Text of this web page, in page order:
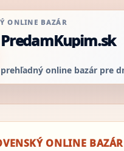
ONLINE BAZÁR
PredamKupim.sk
ONLINE BAZÁR